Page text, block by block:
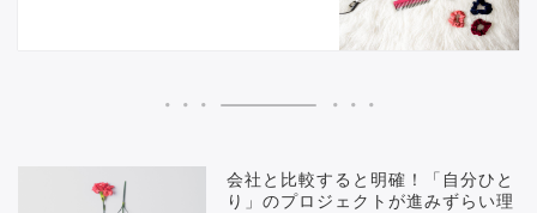
会社と比較すると明確！「自分ひと
り」のプロジェクトが進みずらい理